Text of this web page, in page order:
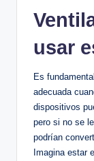
usar
Es⁤
adecuada
dispositivos
pero si​ no se
podrían
Imagina estar